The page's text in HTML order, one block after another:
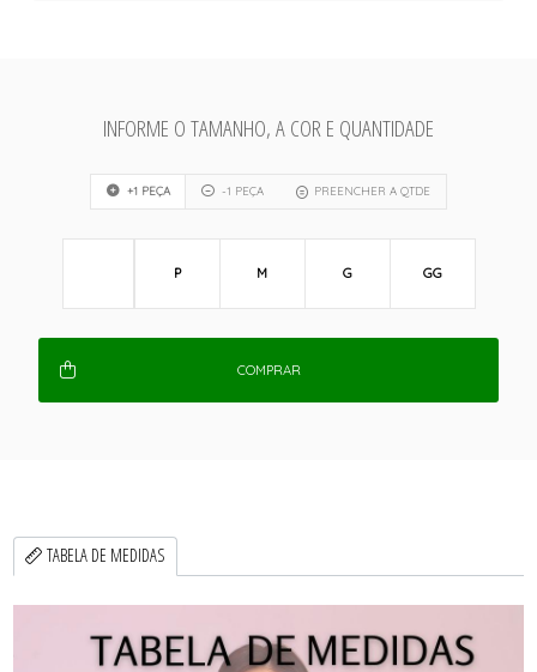
INFORME O TAMANHO, A COR E QUANTIDADE
+1 PEÇA -1 PEÇA PREENCHER A QTDE
P M G GG
COMPRAR
TABELA DE MEDIDAS